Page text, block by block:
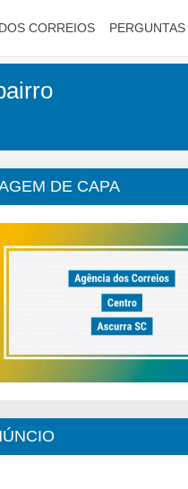
CORREIOS
DE CAPA